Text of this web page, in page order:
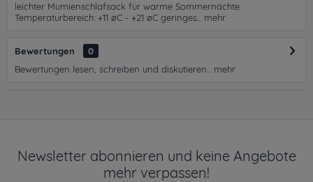
leichter Mumienschlafsack für warme Sommernächte
Temperaturbereich: +11 øC - +21 øC geringes...
mehr
Bewertungen
0
Bewertungen lesen, schreiben und diskutieren...
mehr
Newsletter abonnieren und keine Angebote
mehr verpassen!